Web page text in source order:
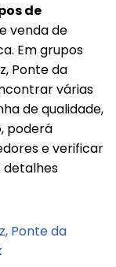
de
venda de
Em grupos
Ponte da
várias
de qualidade,
poderá
e verificar
detalhes
Ponte da